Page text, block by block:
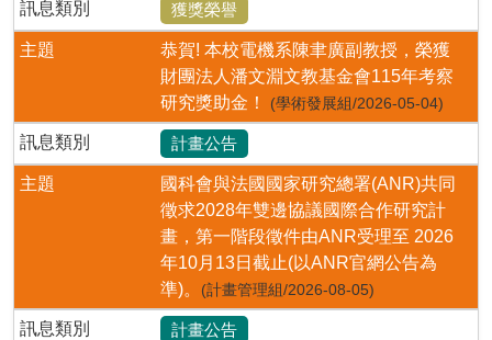
訊息類別 獲獎榮譽
主題
恭賀! 本校電機系陳聿廣副教授，榮獲
財團法人潘文淵文教基金會115年考察
研究獎助金！
(學術發展組/2026-05-04)
訊息類別 計畫公告
主題
國科會與法國國家研究總署(ANR)共同
徵求2028年雙邊協議國際合作研究計
畫，第一階段徵件由ANR受理至 2026
年10月13日截止(以ANR官網公告為
準)。
(計畫管理組/2026-08-05)
訊息類別 計畫公告